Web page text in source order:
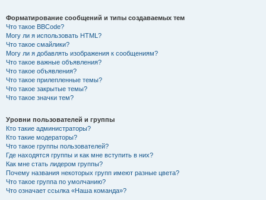
Форматирование сообщений и типы создаваемых тем
Что такое BBCode?
Могу ли я использовать HTML?
Что такое смайлики?
Могу ли я добавлять изображения к сообщениям?
Что такое важные объявления?
Что такое объявления?
Что такое прилепленные темы?
Что такое закрытые темы?
Что такое значки тем?
Уровни пользователей и группы
Кто такие администраторы?
Кто такие модераторы?
Что такое группы пользователей?
Где находятся группы и как мне вступить в них?
Как мне стать лидером группы?
Почему названия некоторых групп имеют разные цвета?
Что такое группа по умолчанию?
Что означает ссылка «Наша команда»?